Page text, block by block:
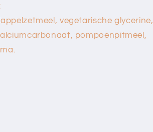
vegetarische glycerine,
pompoenpitmeel,